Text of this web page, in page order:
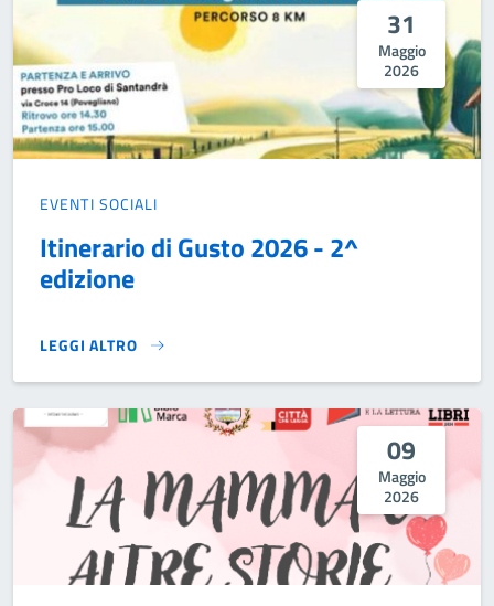
31
Maggio
2026
EVENTI SOCIALI
Itinerario di Gusto 2026 - 2^
edizione
LEGGI ALTRO
ITINERARIO DI GUSTO 2026 - 2^ EDIZIONE}
09
Maggio
2026